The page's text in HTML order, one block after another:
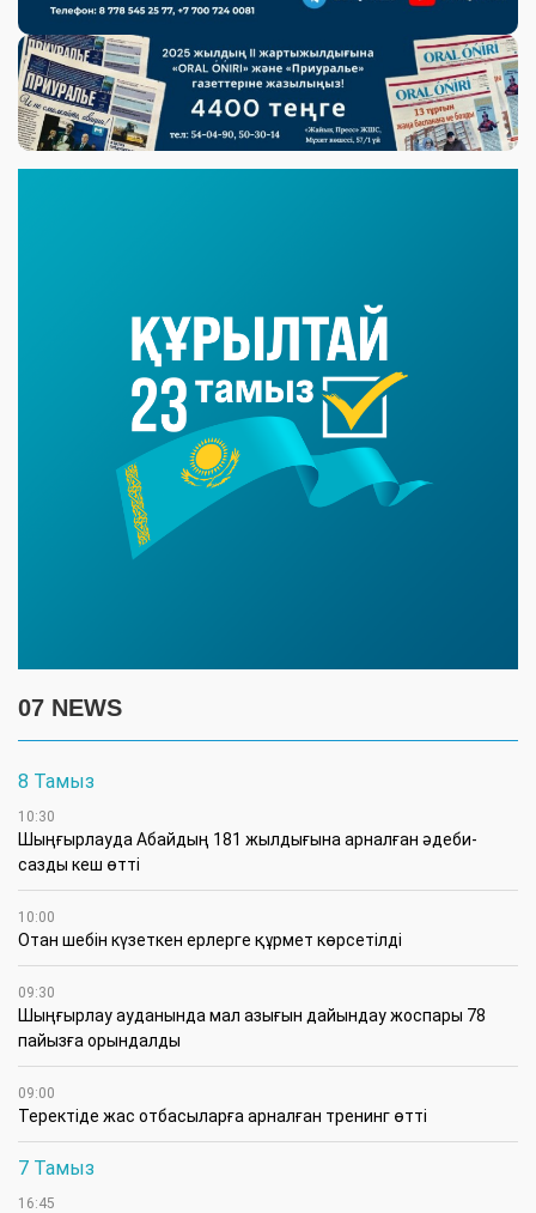
07 NEWS
8 Тамыз
10:30
Шыңғырлауда Абайдың 181 жылдығына арналған әдеби-
сазды кеш өтті
10:00
Отан шебін күзеткен ерлерге құрмет көрсетілді
09:30
​Шыңғырлау ауданында мал азығын дайындау жоспары 78
пайызға орындалды
09:00
​Теректіде жас отбасыларға арналған тренинг өтті
7 Тамыз
16:45